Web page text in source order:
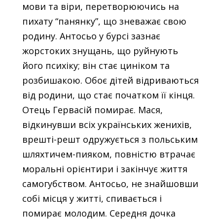
мови та віри, перетворюючись на
пихату “панянку”, що зневажає свою
родину. Антосьо у бурсі зазнає
жорстоких знущань, що руйнують
його психіку; він стає циніком та
розбишакою. Обоє дітей відриваються
від родини, що стає початком її кінця.
Отець Гервасій помирає. Мася,
відкинувши всіх українських женихів,
врешті-решт одружується з польським
шляхтичем-пияком, повністю втрачає
моральні орієнтири і закінчує життя
самогубством. Антосьо, не знайшовши
собі місця у житті, спивається і
помирає молодим. Середня дочка